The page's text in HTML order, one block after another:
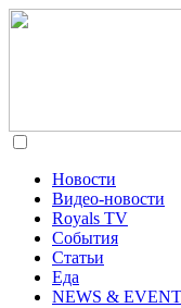
Новости
Видео-новости
Royals TV
События
Статьи
Еда
NEWS &